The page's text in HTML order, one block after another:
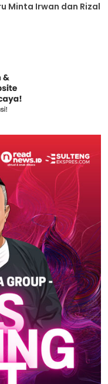
Minta Irwan dan Rizal